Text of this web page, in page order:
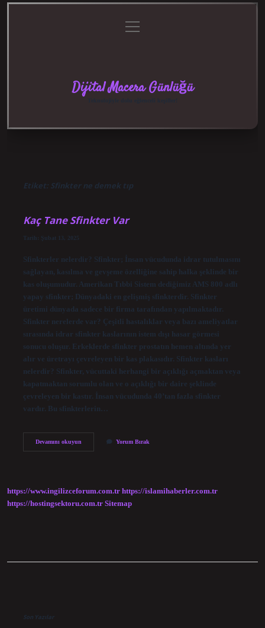
menüyü
aç
Dijital Macera Günlüğü
Etiket: Sfinkter ne demek tıp
Kaç Tane Sfinkter Var
Tarih: Şubat 13, 2025
Sfinkterler nelerdir? Sfinkter; İnsan vücudunda idrar tutulmasını
sağlayan, kasılma ve gevşeme özelliğine sahip halka şeklinde bir
kas oluşumudur. Amerikan Tıbbi Sistem dediğimiz AMS 800 adlı
yapay sfinkter; Dünyadaki en gelişmiş sfinkterdir. Sfinkter
üretimi dünyada sadece bir firma tarafından yapılmaktadır.
Sfinkter nerelerde var? Çeşitli hastalıklar veya bazı ameliyatlar
sırasında idrar sfinkter kaslarının istem dışı hasar görmesi
sonucu oluşur. Erkeklerde sfinkter prostatın hemen altında yer
alır ve üretrayı çevreleyen bir kas plakasıdır. Sfinkter kasları
nelerdir? Sfinkter, vücuttaki herhangi bir açıklığı açmaktan veya
kapatmaktan sorumlu olan ve o açıklığı bir daire şeklinde
çevreleyen bir kastır. İnsan vücudunda 40’tan fazla sfinkter
vardır. Bu sfinkterlerin…
Devamını okuyunKaç
Yorum Bırak
https://www.ingilizceforum.com.tr https://islamihaberler.com.tr
https://hostingsektoru.com.tr Sitemap
Son Yazılar